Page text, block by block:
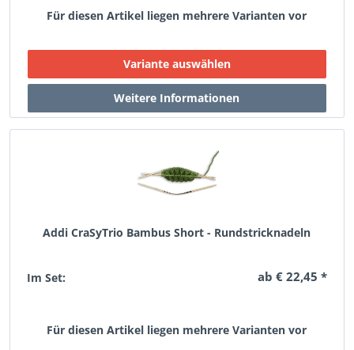
Für diesen Artikel liegen mehrere Varianten vor
Addi CraSyTrio Bambus Short - Rundstricknadeln
Im Set: ab € 22,45 *
Für diesen Artikel liegen mehrere Varianten vor